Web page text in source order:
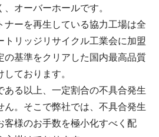
オーバーホールです。
ナーを再生している協力工場は全
トリッジリサイクル工業会に加盟
の基準をクリアした国内最高品質
ております。
ある以上、一定割合の不具合発生
ん。そこで弊社では、不具合発生
客様のお手数を極小化すべく配